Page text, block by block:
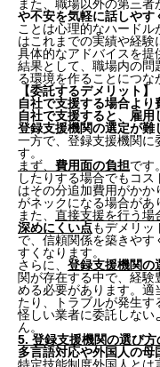
また、職場以外の第三者
や不安を気軽に話しやす
ことは心理的なハード
はこれまでの実績や経
具体的なアドバイスを提
結果として、職場内の問
る環境を作ることにつな
【委託するデメリット】
自社で支援する場合より
自社で支援すると、雇用
登録支援機関の選定が難
一方で、登録支援機関に
す。
まず、 費用面の負担です
したりする場合でもコ
はその分追加費用がか
がネックになる場合があ
また、 直接支援を行う場
深めにくい点もデメリッ
で、信頼関係を築きや
すくなります。
さらに、 登録支援機関の
関が存在する中で、経
める必要があります。適
たり、トラブルが発生す
怪しい業者に委託しな
ん。
5. 登録支援機関の選び方
多言語対応や外国人の母